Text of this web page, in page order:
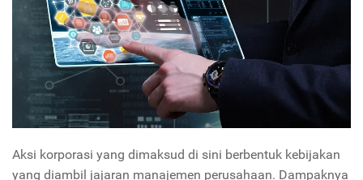
Aksi korporasi yang dimaksud di sini berbentuk kebijakan
yang diambil jajaran manajemen perusahaan. Dampaknya